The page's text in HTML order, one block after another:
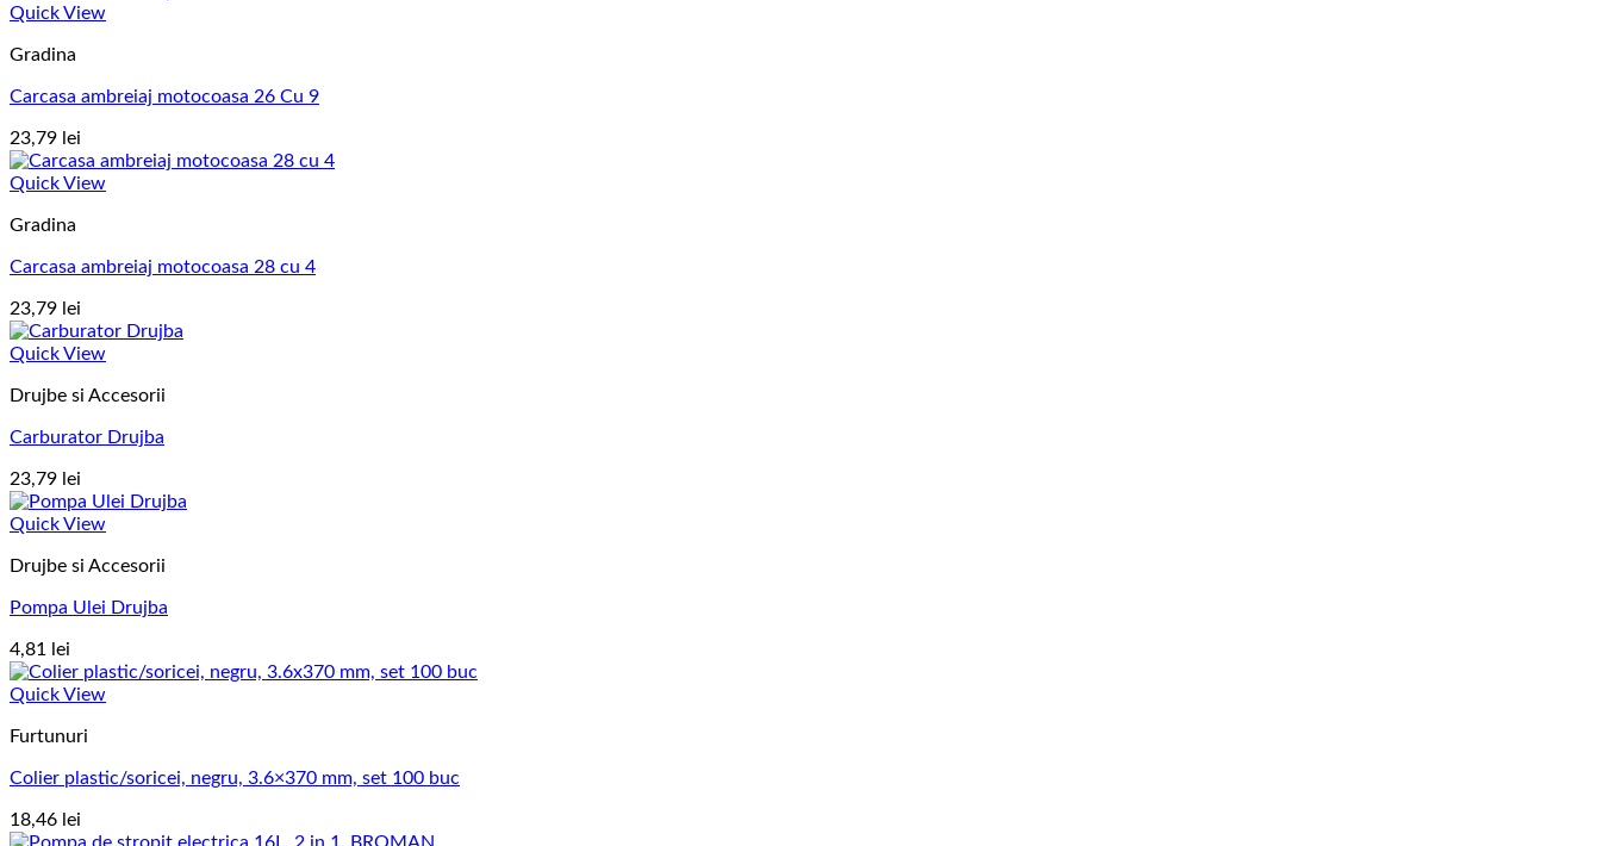
Quick View
Gradina
Carcasa ambreiaj motocoasa 26 Cu 9
23,79 lei
Quick View
Gradina
Carcasa ambreiaj motocoasa 28 cu 4
23,79 lei
Quick View
Drujbe si Accesorii
Carburator Drujba
23,79 lei
Quick View
Drujbe si Accesorii
Pompa Ulei Drujba
4,81 lei
Quick View
Furtunuri
Colier plastic/soricei, negru, 3.6×370 mm, set 100 buc
18,46 lei